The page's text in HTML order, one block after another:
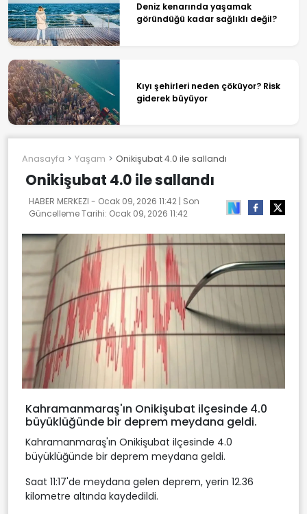
Deniz kenarında yaşamak
göründüğü kadar sağlıklı değil?
Kıyı şehirleri neden çöküyor? Risk
giderek büyüyor
Anasayfa Yaşam Onikişubat 4.0 ile sallandı
Onikişubat 4.0 ile sallandı
HABER MERKEZI - Ocak 09, 2026 11:42 | Son
Güncelleme Tarihi: Ocak 09, 2026 11:42
Kahramanmaraş'ın Onikişubat ilçesinde 4.0
büyüklüğünde bir deprem meydana geldi.
Kahramanmaraş'ın Onikişubat ilçesinde 4.0
büyüklüğünde bir deprem meydana geldi.
Saat 11:17'de meydana gelen deprem, yerin 12.36
kilometre altında kaydedildi.